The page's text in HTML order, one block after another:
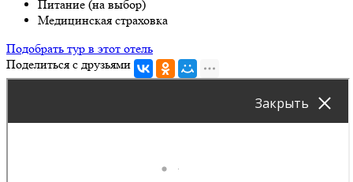
Питание (на выбор)
Медицинская страховка
Подобрать тур в этот отель
Поделиться с друзьями